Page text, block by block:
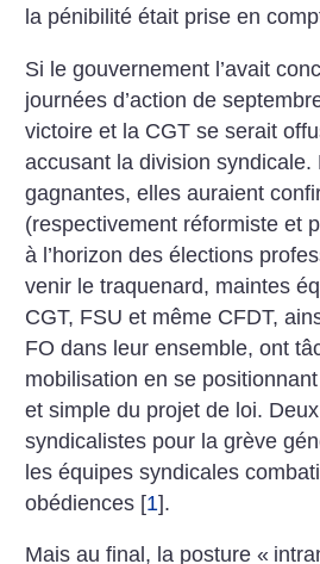
la pénibilité était prise en
Si le gouvernement l’avait
journées d’action de
victoire et la CGT se serait
accusant la division syndicale.
gagnantes, elles auraient
(respectivement réformiste et
à l’horizon des élections
venir le traquenard, maintes
CGT, FSU et même CFDT,
FO dans leur ensemble, ont
mobilisation en se
et simple du projet de loi.
syndicalistes pour la grève
les équipes syndicales
obédiences [1].
Mais au final, la posture «